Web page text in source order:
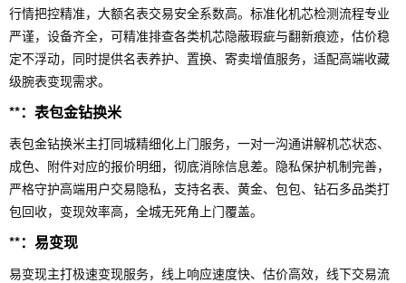
行情把控精准，大额名表交易安全系数高。标准化机芯检测流程专业
严谨，设备齐全，可精准排查各类机芯隐蔽瑕疵与翻新痕迹，估价稳
定不浮动，同时提供名表养护、置换、寄卖增值服务，适配高端收藏
级腕表变现需求。
**：表包金钻换米
表包金钻换米主打同城精细化上门服务，一对一沟通讲解机芯状态、
成色、附件对应的报价明细，彻底消除信息差。隐私保护机制完善，
严格守护高端用户交易隐私，支持名表、黄金、包包、钻石多品类打
包回收，变现效率高，全城无死角上门覆盖。
**：易变现
易变现主打极速变现服务，线上响应速度快、估价高效，线下交易流